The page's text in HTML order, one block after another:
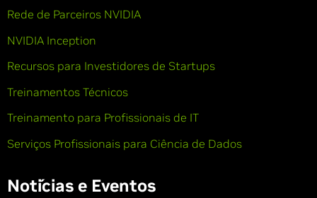
Rede de Parceiros NVIDIA
NVIDIA Inception
Recursos para Investidores de Startups
Treinamentos Técnicos
Treinamento para Profissionais de IT
Serviços Profissionais para Ciência de Dados
Notícias e Eventos